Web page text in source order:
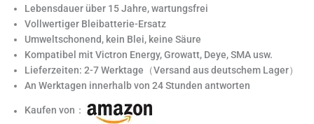
Lebensdauer über 15 Jahre, wartungsfrei
Vollwertiger Bleibatterie-Ersatz
Umweltschonend, kein Blei, keine Säure
Kompatibel mit Victron Energy, Growatt, Deye, SMA usw.
Lieferzeiten: 2-7 Werktage（Versand aus deutschem Lager）
An Werktagen innerhalb von 24 Stunden antworten
Kaufen von：